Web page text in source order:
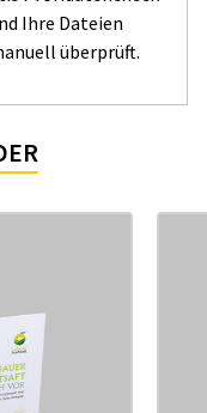
Ihre Dateien
überprüft.